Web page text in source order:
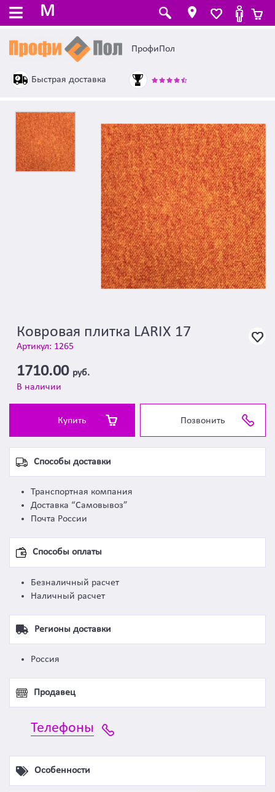
M
ПрофиПол
Быстрая доставка
Ковровая плитка LARIX 17
Артикул: 1265
1710.00 руб.
В наличии
Купить Позвонить
Способы доставки
Транспортная компания
Доставка “Самовывоз”
Почта России
Способы оплаты
Безналичный расчет
Наличный расчет
Регионы доставки
Россия
Продавец
Телефоны
Особенности